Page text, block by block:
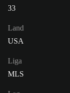
33
Land
USA
Liga
MLS